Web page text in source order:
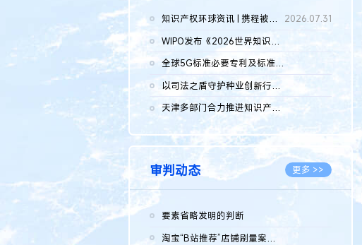
知识产权环球资讯 | 携程被市监总局罚51.79亿；瑞幸泰国商标案上...
2026.07.31
WIPO发布《2026世界知识产权报告》 含报告全文
全球5G标准必要专利及标准提案研究报告（2026年）全文发布
以司法之盾守护种业创新行稳致远
2026.08.05
天津多部门合力推进知识产权保护工作
2026.08.05
审判动态 更多 >>
要素省略发明的判断
淘宝“B站推荐”店铺刷量案维持原判，两被告连带赔偿150万元